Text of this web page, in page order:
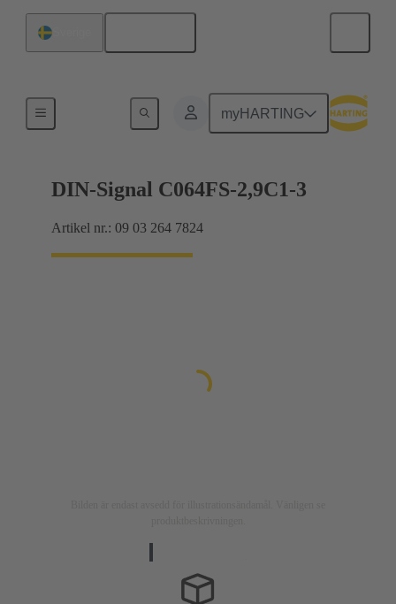
myHARTING
Förbindning moderkort till dotterkort
DIN-Signal C064FS-2,9C1-3
Artikel nr.: 09 03 264 7824